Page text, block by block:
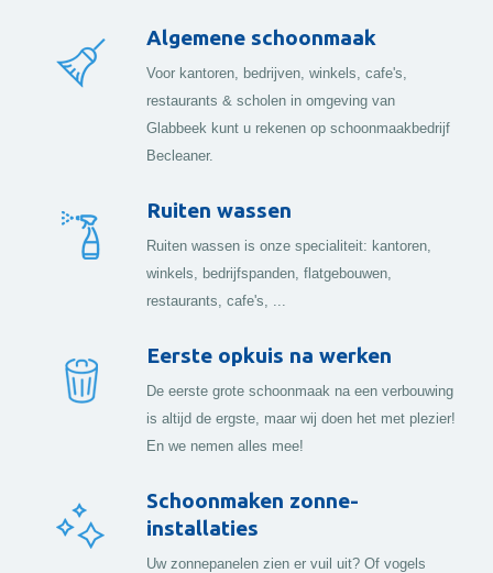
Algemene schoonmaak
Voor kantoren, bedrijven, winkels, cafe's,
restaurants & scholen in omgeving van
Glabbeek kunt u rekenen op schoonmaakbedrijf
Becleaner.
Ruiten wassen
Ruiten wassen is onze specialiteit: kantoren,
winkels, bedrijfspanden, flatgebouwen,
restaurants, cafe's, ...
Eerste opkuis na werken
De eerste grote schoonmaak na een verbouwing
is altijd de ergste, maar wij doen het met plezier!
En we nemen alles mee!
Schoonmaken zonne-
installaties
Uw zonnepanelen zien er vuil uit? Of vogels